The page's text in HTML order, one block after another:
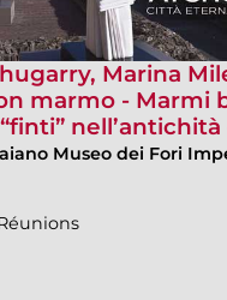
Marina
marmo - Marmi
Museo dei Fori